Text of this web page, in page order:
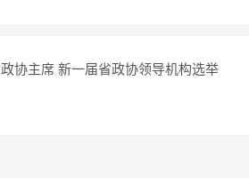
协主席 新一届省政协领导机构选举